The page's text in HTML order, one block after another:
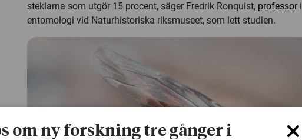
steklarna som utgör 15 procent, säger Fredrik Ronquist, professori
entomologi vid Naturhistoriska riksmuseet, som lett studien.
om ny forskning tre gånger i